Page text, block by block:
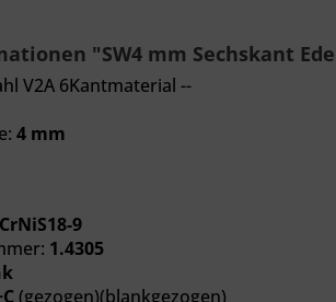
"SW4 mm Sechskant
V2A 6Kantmaterial --
4 mm
9
1.4305
(gezogen)(blankgezogen)